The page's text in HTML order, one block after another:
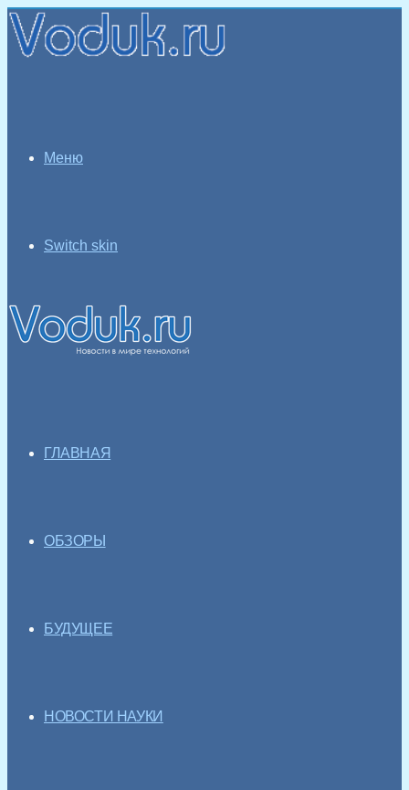
Меню
Switch skin
ГЛАВНАЯ
ОБЗОРЫ
БУДУЩЕЕ
НОВОСТИ НАУКИ